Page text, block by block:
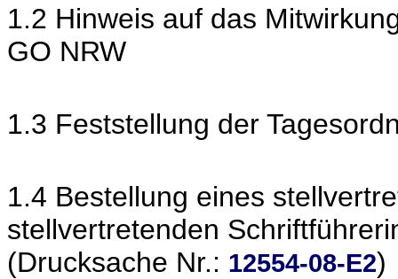
1.2 Hinweis auf das
GO NRW
1.3 Feststellung der
1.4 Bestellung eines
stellvertretenden
(Drucksache Nr.: 12554-08-E2)